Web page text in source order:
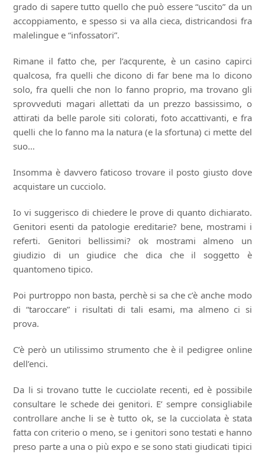
grado di sapere tutto quello che può essere “uscito” da un
accoppiamento, e spesso si va alla cieca, districandosi fra
malelingue e “infossatori”.
Rimane il fatto che, per l’acqurente, è un casino capirci
qualcosa, fra quelli che dicono di far bene ma lo dicono
solo, fra quelli che non lo fanno proprio, ma trovano gli
sprovveduti magari allettati da un prezzo bassissimo, o
attirati da belle parole siti colorati, foto accattivanti, e fra
quelli che lo fanno ma la natura (e la sfortuna) ci mette del
suo…
Insomma è davvero faticoso trovare il posto giusto dove
acquistare un cucciolo.
Io vi suggerisco di chiedere le prove di quanto dichiarato.
Genitori esenti da patologie ereditarie? bene, mostrami i
referti. Genitori bellissimi? ok mostrami almeno un
giudizio di un giudice che dica che il soggetto è
quantomeno tipico.
Poi purtroppo non basta, perchè si sa che c’è anche modo
di “taroccare” i risultati di tali esami, ma almeno ci si
prova.
C’è però un utilissimo strumento che è il pedigree online
dell’enci.
Da li si trovano tutte le cucciolate recenti, ed è possibile
consultare le schede dei genitori. E’ sempre consigliabile
controllare anche li se è tutto ok, se la cucciolata è stata
fatta con criterio o meno, se i genitori sono testati e hanno
preso parte a una o più expo e se sono stati giudicati tipici